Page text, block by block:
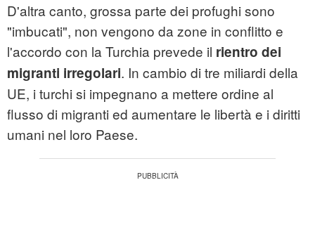
D'altra canto, grossa parte dei profughi sono
"imbucati", non vengono da zone in conflitto e
l'accordo con la Turchia prevede il rientro dei
migranti irregolari. In cambio di tre miliardi della
UE, i turchi si impegnano a mettere ordine al
flusso di migranti ed aumentare le libertà e i diritti
umani nel loro Paese.